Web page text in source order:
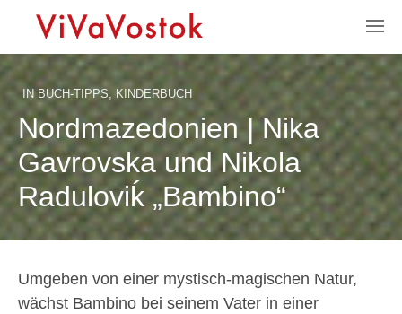
IN BUCH-TIPPS, KINDERBUCH
Nordmazedonien | Nika
Gavrovska und Nikola
Raduloviḱ „Bambino“
Umgeben von einer mystisch-magischen Natur,
wächst Bambino bei seinem Vater in einer